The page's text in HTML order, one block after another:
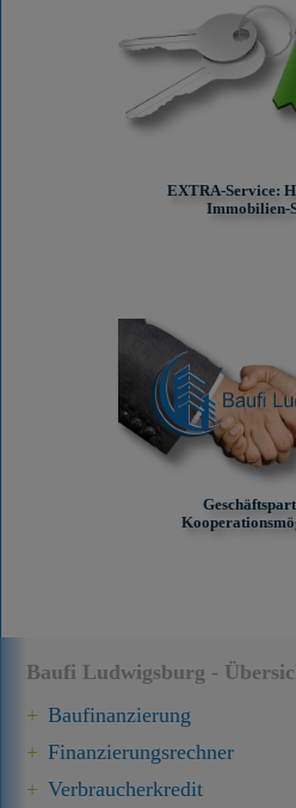
Baufi Ludwigsburg -
Baufinanzierung
Finanzierungsrechner
Verbraucherkredit
EXTRA-Service:
Immobilien-